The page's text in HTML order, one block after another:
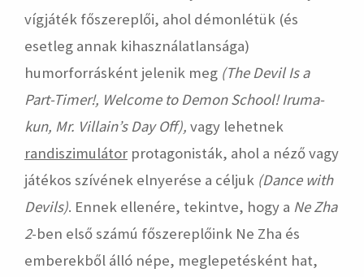
vígjáték főszereplői, ahol démonlétük (és
esetleg annak kihasználatlansága)
humorforrásként jelenik meg (The Devil Is a
Part-Timer!, Welcome to Demon School! Iruma-
kun, Mr. Villain’s Day Off), vagy lehetnek
randiszimulátor protagonisták, ahol a néző vagy
játékos szívének elnyerése a céljuk (Dance with
Devils). Ennek ellenére, tekintve, hogy a Ne Zha
2-ben első számú főszereplőink Ne Zha és
emberekből álló népe, meglepetésként hat,